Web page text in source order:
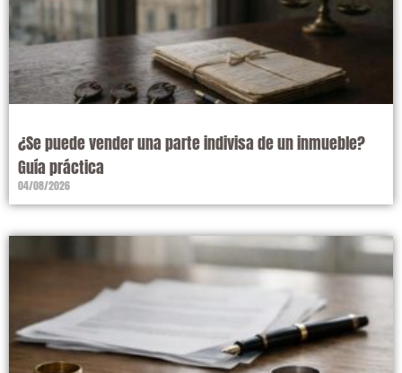
¿Se puede vender una parte indivisa de un inmueble?
Guía práctica
04/08/2026